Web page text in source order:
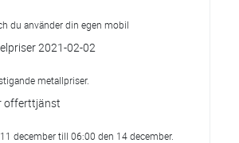
du använder din egen mobil
2021-02-02
metallpriser.
offerttjänst
december till 06:00 den 14 december.